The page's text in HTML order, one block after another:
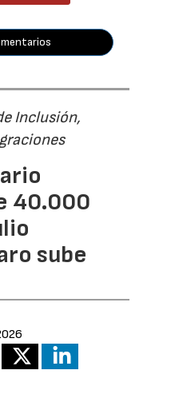
Inclusión,
40.000
sube